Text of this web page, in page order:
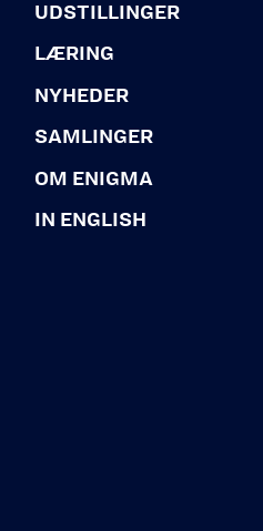
UDSTILLINGER
LÆRING
NYHEDER
SAMLINGER
OM ENIGMA
IN ENGLISH